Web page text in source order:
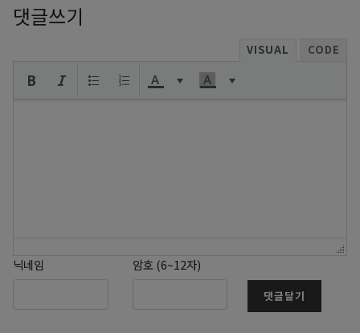
댓글쓰기
VISUAL CODE
닉네임 암호 (6~12자)
댓글달기